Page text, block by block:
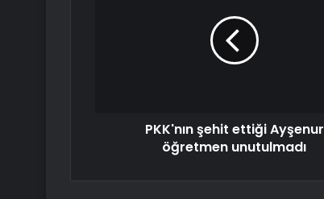
PKK'nın şehit ettiği Ayşenur
öğretmen unutulmadı